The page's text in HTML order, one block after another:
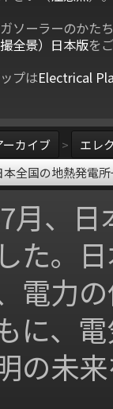
ソーラーのかた
全景）日本版を
プはElectrical
ーカイブ > エレ
本全国の地熱発電
月、
た。
電力
に、
の未